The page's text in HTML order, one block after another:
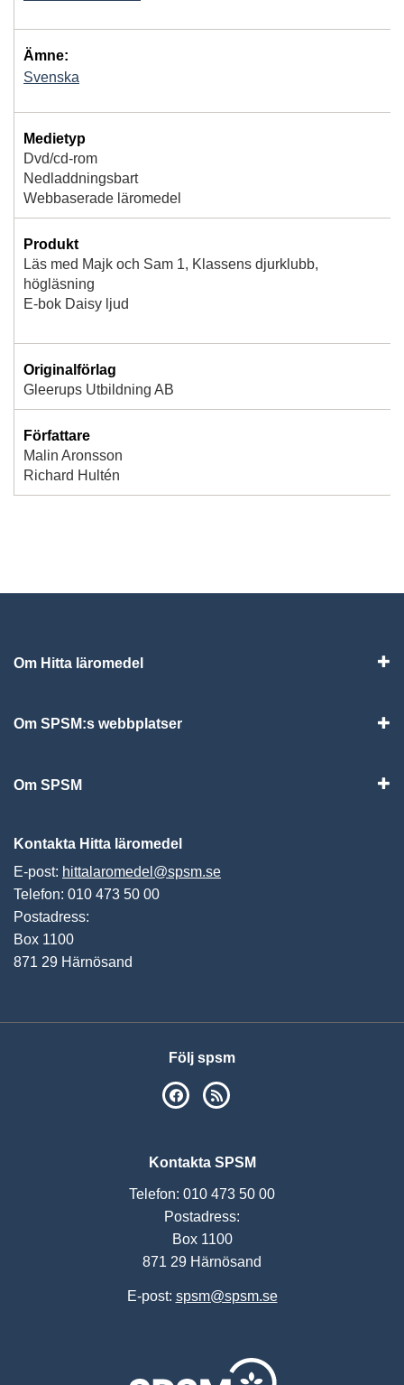
Ämne:
Svenska
Medietyp
Dvd/cd-rom
Nedladdningsbart
Webbaserade läromedel
Produkt
Läs med Majk och Sam 1, Klassens djurklubb,
högläsning
E-bok Daisy ljud
Originalförlag
Gleerups Utbildning AB
Författare
Malin Aronsson
Richard Hultén
Om Hitta läromedel
Om SPSM:s webbplatser
Om SPSM
Kontakta Hitta läromedel
E-post: hittalaromedel@spsm.se
Telefon: 010 473 50 00
Postadress:
Box 1100
871 29 Härnösand
Följ spsm
SPSM på Facebook
Kontakta SPSM
Telefon: 010 473 50 00
Postadress:
Box 1100
871 29 Härnösand
E-post: spsm@spsm.se